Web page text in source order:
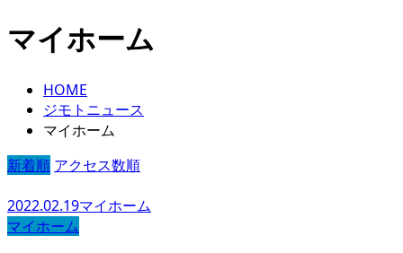
マイホーム
HOME
ジモトニュース
マイホーム
新着順 アクセス数順
2022.02.19マイホーム
マイホーム